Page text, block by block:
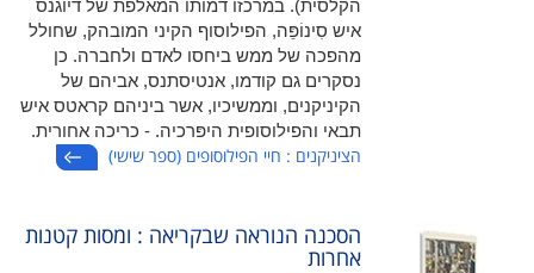
הקלסית). במרכזו דמותו המאלפת של דיוגנס
איש סִינוֹפֵּה, הפילוסוף הקיני המובהק, שחולל
מהפכה של ממש ביחסו לאדם ולחברה. כן
נסקרים גם קודמו, אנטיסתנס, אביהם של
הקיניקנים, וממשיכיו, אשר ביניהם קראטס איש
תבאי והפילוסופית היפּרכיה. - כריכה אחורית.
הציניקנים : חיי הפילוסופים (ספר שישי)
הסכנה הנוראה שבקריאה : ומסות קטנות
אחרות